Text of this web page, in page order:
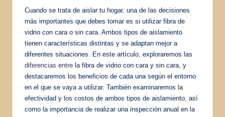
Cuando se trata de aislar tu hogar, una de las decisiones
más importantes que debes tomar es si utilizar fibra de
vidrio con cara o sin cara. Ambos tipos de aislamiento
tienen características distintas y se adaptan mejor a
diferentes situaciones. En este artículo, exploraremos las
diferencias entre la fibra de vidrio con cara y sin cara, y
destacaremos los beneficios de cada una según el entorno
en el que se vaya a utilizar. También examinaremos la
efectividad y los costos de ambos tipos de aislamiento, así
como la importancia de realizar una inspección anual en la